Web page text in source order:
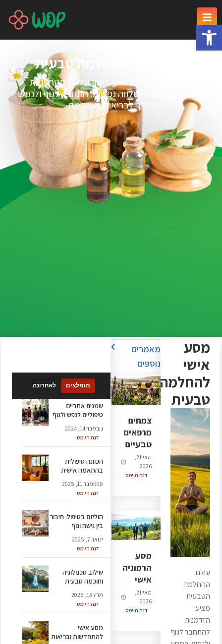
פתח סרגל נגישות
מסע אישי להחלמה טבעית
צלול לעומק מסע אישי ריפוי וגלה אסטרטגיות
להחלמה טבעית ושלווה נפשית. התחבר לגוף ולנפש
בדרך לבריאות מושלמת.
מסע
אישי
להחלמה
טבעית
עולם
ההחלמה
הטבעית
מציע
הזדמנות
להתחבר לגוף
מאמרים
נוספים
צמחים
מרפאים
טבעיים
דנה היימס
מאי 21,
2026
מסע
הרמוניה
אישי
דנה היימס
מאי 21,
2026
מומלצים לאחרונה
שמנים אתריים
טיפוליים לנפש ולגוף
דנה היימס
נובמבר 14, 2024
הכוונה טיפולית
בהתאמה אישית
דנה היימס
ספטמבר 11, 2025
הוליזם בטיפול: חיבור
בין גישה וגוף
דנה היימס
ינואר 7, 2025
שילוב טכנולוגיה
וחוכמה טבעית
דנה היימס
מרץ 13, 2025
מסע אישי
להתחדשות ובריאות